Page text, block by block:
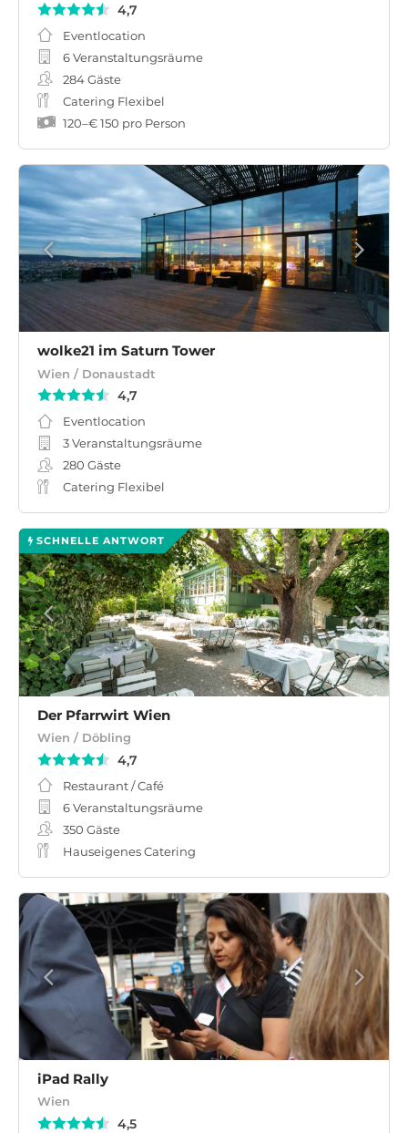
4,7
Eventlocation
6 Veranstaltungsräume
284Gäste
Catering Flexibel
120–€ 150 pro Person
wolke21 im Saturn Tower
Wien / Donaustadt
4,7
Eventlocation
3 Veranstaltungsräume
280 Gäste
Catering Flexibel
SCHNELLE ANTWORT
Der Pfarrwirt Wien
Wien / Döbling
4,7
Restaurant / Café
6 Veranstaltungsräume
350 Gäste
Hauseigenes Catering
iPad Rally
Wien
4,5